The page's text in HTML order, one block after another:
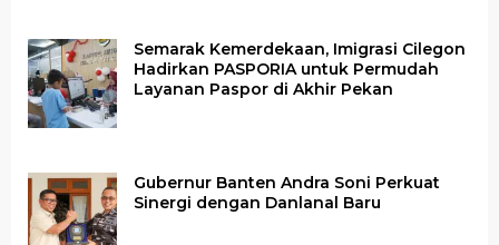
Semarak Kemerdekaan, Imigrasi Cilegon
Hadirkan PASPORIA untuk Permudah
Layanan Paspor di Akhir Pekan
Gubernur Banten Andra Soni Perkuat
Sinergi dengan Danlanal Baru